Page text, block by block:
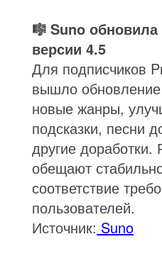
🎼 Suno
версии 4.5
Для подписчиков
вышло
новые жанры,
подсказки, песни
другие доработки.
обещают
соответствие
пользователей.
Источник: Suno